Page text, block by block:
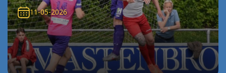
11-05-2026